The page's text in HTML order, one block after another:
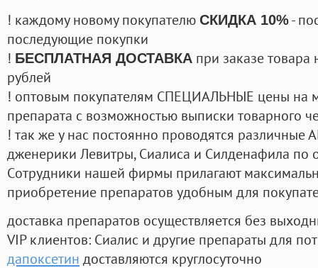
! каждому новому покупателю СКИДКА 10%-
последующие покупки
! БЕСПЛАТНАЯ ДОСТАВКА при заказе
рублей
! оптовым покупателям СПЕЦИАЛЬНЫЕ цены на
препарата с возможностью выписки товарного
! так же у нас постоянно проводятся
дженерики Левитры, Сиалиса и Силденафила по
Cотрудники нашей фирмы прилагают
приобретение препаратов удобным для
доставка препаратов осуществляется без
VIP клиентов: Сиалис и другие препараты для
дапоксетин доставляются круглосуточно